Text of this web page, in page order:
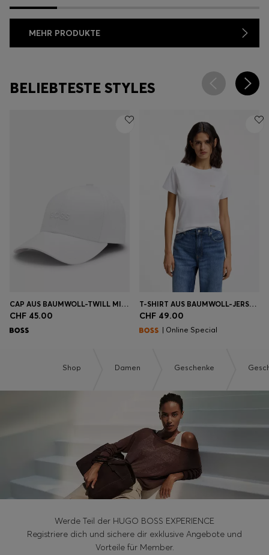
MEHR PRODUKTE
BELIEBTESTE STYLES
CAP AUS BAUMWOLL-TWILL MIT LOGO-STICKEREI
CHF 45.00
T-SHIRT AUS BAUMWOLL-JERSEY MIT LOGO-DETAIL
CHF 49.00
| Online Special
Shop Damen Geschenke
Werde Teil der HUGO BOSS EXPERIENCE
Registriere dich und sichere dir exklusive Angebote und
Vorteile für Member.